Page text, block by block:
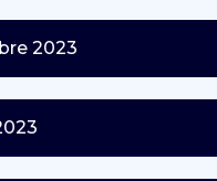
2023